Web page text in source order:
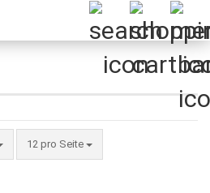
12 pro Seite
pro Seite